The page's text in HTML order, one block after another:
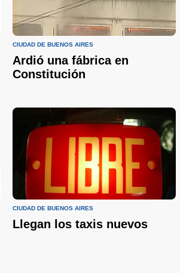
CIUDAD DE BUENOS AIRES
Ardió una fábrica en
Constitución
CIUDAD DE BUENOS AIRES
Llegan los taxis nuevos